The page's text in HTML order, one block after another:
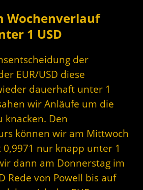
Wochenverlauf
1 USD
der
EUR/USD diese
dauerhaft unter 1
wir Anläufe um die
knacken. Den
können wir am Mittwoch
nur knapp unter 1
dann am Donnerstag im
Rede von Powell bis auf